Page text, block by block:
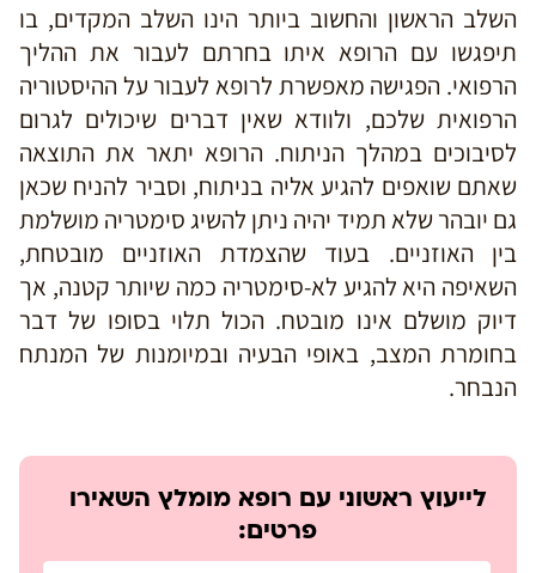
השלב הראשון והחשוב ביותר הינו השלב המקדים, בו
תיפגשו עם הרופא איתו בחרתם לעבור את ההליך
הרפואי. הפגישה מאפשרת לרופא לעבור על ההיסטוריה
הרפואית שלכם, ולוודא שאין דברים שיכולים לגרום
לסיבוכים במהלך הניתוח. הרופא יתאר את התוצאה
שאתם שואפים להגיע אליה בניתוח, וסביר להניח שכאן
גם יובהר שלא תמיד יהיה ניתן להשיג סימטריה מושלמת
בין האוזניים. בעוד שהצמדת האוזניים מובטחת,
השאיפה היא להגיע לא-סימטריה כמה שיותר קטנה, אך
דיוק מושלם אינו מובטח. הכול תלוי בסופו של דבר
בחומרת המצב, באופי הבעיה ובמיומנות של המנתח
הנבחר.
לייעוץ ראשוני עם רופא מומלץ השאירו
פרטים: